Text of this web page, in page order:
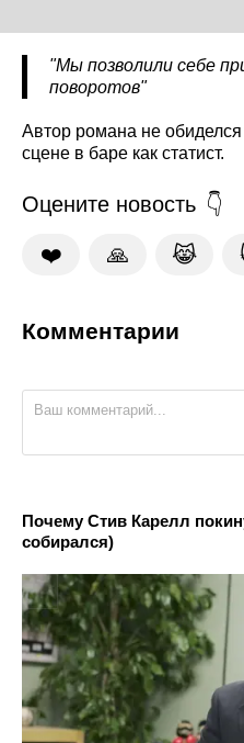
"Мы позволили себе
поворотов"
Автор романа не
сцене в баре как статист.
Оцените новость
❤️ 🙏 😹
Комментарии
Почему Стив Карелл
собирался)